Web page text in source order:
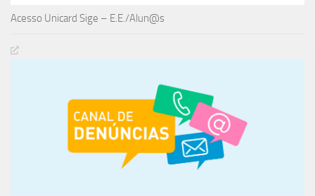
Acesso Unicard Sige – E.E./Alun@s